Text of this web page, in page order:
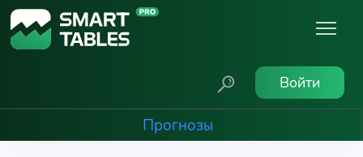
Войти
Прогнозы